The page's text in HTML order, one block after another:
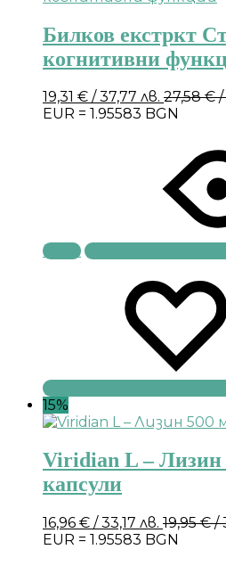
Билков екстркт
когнитивни
19,31 € / 37,77 лв. 27,58€/
EUR = 1.95583 BGN
Купи
15%
Viridian L – Лизин
капсули
16,96 € / 33,17 лв. 19,95€/
EUR = 1.95583 BGN